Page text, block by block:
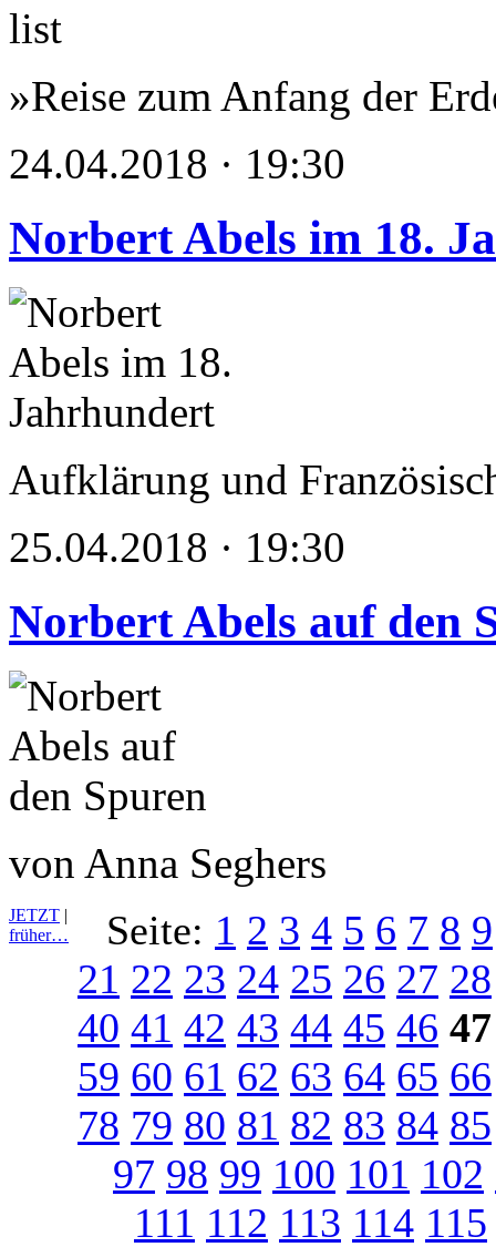
»Reise zum Anfang der
24.04.2018 · 19:30
Norbert Abels im 18.
Aufklärung und
25.04.2018 · 19:30
Norbert Abels auf den
von Anna Seghers
JETZT |
früher…
Seite: 1 2 3 4 5 6 7 8 9
21 22 23 24 25 26 27 28
40 41 42 43 44 45 46 47
59 60 61 62 63 64 65 66
78 79 80 81 82 83 84 85
97 98 99 100 101 102
111 112 113 114 115